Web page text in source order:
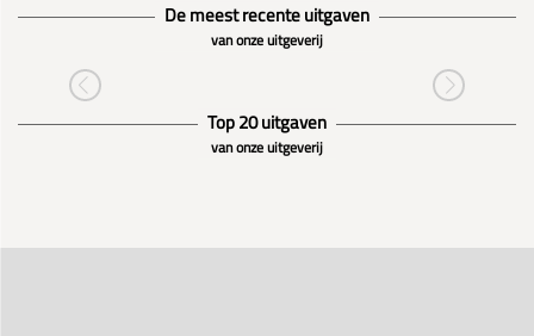
De meest recente uitgaven
van onze uitgeverij
Top 20 uitgaven
van onze uitgeverij